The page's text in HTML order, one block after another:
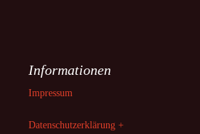
Informationen
Impressum
Datenschutzerklärung +